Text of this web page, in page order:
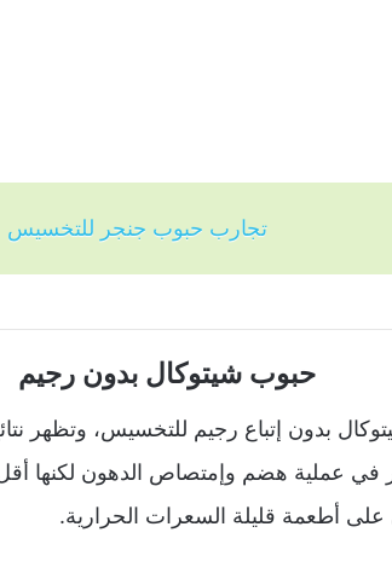
تجارب حبوب جنجر للتخسيس
حبوب شيتوكال بدون رجيم
بدون إتباع رجيم للتخسيس، وتظهر
في عملية هضم وإمتصاص الدهون لكنها أقل
على أطعمة قليلة السعرات الحرارية.